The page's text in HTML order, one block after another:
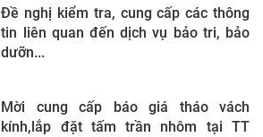
Đề nghị kiểm tra, cung cấp các thông
tin liên quan đến dịch vụ bảo tri, bảo
dưỡn...
Mời cung cấp báo giá tháo vách
kính,lắp đặt tấm trần nhôm tại TT